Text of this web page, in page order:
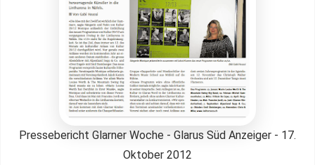
Pressebericht Glarner Woche - Glarus Süd Anzeiger - 17.
Oktober 2012